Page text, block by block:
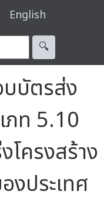
English
🔍︎
บัตรส่ง
ภท 5.10
โครงสร้าง
ประเทศ